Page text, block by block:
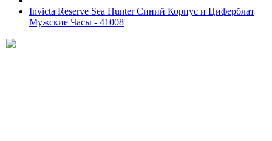
Invicta Reserve Sea Hunter Синий Корпус и Циферблат
Мужские Часы - 41008